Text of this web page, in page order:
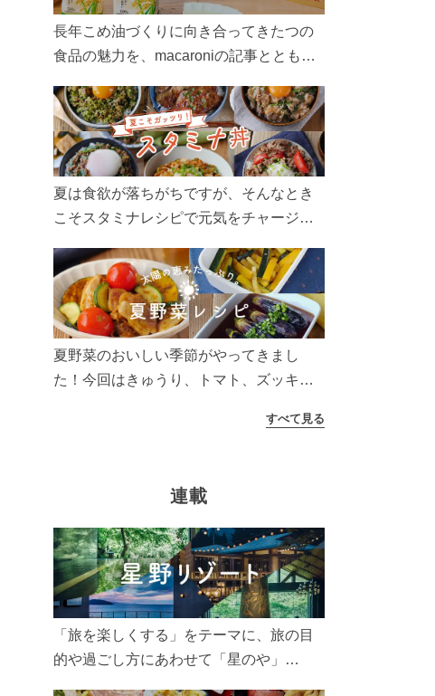
長年こめ油づくりに向き合ってきたつの
食品の魅力を、macaroniの記事とともに
ん、製造現場や品質へのこだわりまで。
こめ油をもっと好きになるコンテンツを
ぜひお楽しみください。
夏は食欲が落ちがちですが、そんなとき
こそスタミナレシピで元気をチャージ！
リ食べて、夏バテを吹き飛ばしましょ
う！
夏野菜のおいしい季節がやってきまし
た！今回はきゅうり、トマト、ズッキー
太陽の光をたっぷりあびた夏野菜は栄養
すべて見る
連載
「旅を楽しくする」をテーマに、旅の目
的や過ごし方にあわせて「星のや」